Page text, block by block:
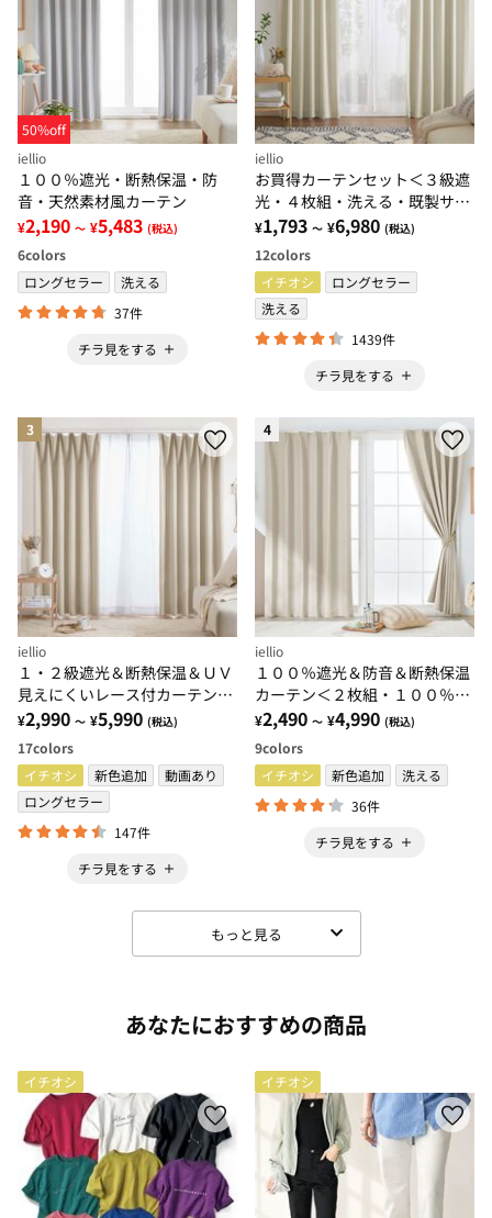
50%off
iellio
１００％遮光・断熱保温・防
音・天然素材風カーテン
¥2,190 ～ ¥5,483 (税込)
6colors
ロングセラー
洗える
37件
チラ見をする
iellio
お買得カーテンセット＜３級遮
光・４枚組・洗える・既製サイ
ズ・無地＞
¥1,793 ～ ¥6,980 (税込)
12colors
イチオシ
ロングセラー
洗える
1439件
チラ見をする
3
iellio
１・２級遮光＆断熱保温＆ＵＶ
見えにくいレース付カーテンセ
ット＜４枚組・遮光１級・洗え
る・無地＞
¥2,990 ～ ¥5,990 (税込)
17colors
イチオシ
新色追加
動画あり
ロングセラー
147件
チラ見をする
4
iellio
１００％遮光＆防音＆断熱保温
カーテン＜２枚組・１００％遮
光（１級遮光）・洗える・無
地・形状記憶加工・新生活・コ
スパ＞
¥2,490 ～ ¥4,990 (税込)
9colors
イチオシ
新色追加
洗える
36件
チラ見をする
もっと見る
あなたにおすすめの商品
イチオシ イチオシ